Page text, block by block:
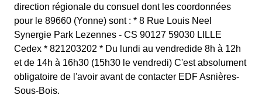
direction régionale du consuel dont les coordonnées
pour le 89660 (Yonne) sont : * 8 Rue Louis Neel
Synergie Park Lezennes - CS 90127 59030 LILLE
Cedex * 821203202 * Du lundi au vendredide 8h à 12h
et de 14h à 16h30 (15h30 le vendredi) C'est absolument
obligatoire de l'avoir avant de contacter EDF Asnières-
Sous-Bois.